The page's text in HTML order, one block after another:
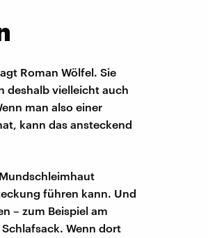
Roman Wölfel. Sie
deshalb vielleicht auch
man also einer
kann das ansteckend
führen kann. Und
– zum Beispiel am
Wenn dort